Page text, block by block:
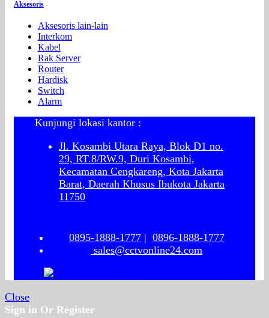
Aksesoris
Aksesoris lain-lain
Interkom
Kabel
Rak Server
Router
Hardisk
Switch
Alarm
Kunjungi lokasi kantor :
Jl. Kosambi Utara Raya, Blok D1 no.
29, RT.8/RW.9, Duri Kosambi,
Kecamatan Cengkareng, Kota Jakarta
Barat, Daerah Khusus Ibukota Jakarta
11750
0895-1888-1777| 0896-1888-1777
sales@cctvonline24.com
Close
Sign in Or Register